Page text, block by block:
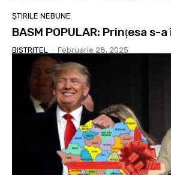
ȘTIRILE NEBUNE
BASM POPULAR: Prințesa s-
BISTRIȚEL - Februarie 28, 2025